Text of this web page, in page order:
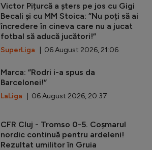
Victor Pițurcă a șters pe jos cu Gigi
Becali și cu MM Stoica: ”Nu poți să ai
încredere în cineva care nu a jucat
fotbal să aducă jucători!”
SuperLiga | 06 August 2026, 21:06
Marca: ”Rodri i-a spus da
Barcelonei!”
LaLiga | 06 August 2026, 20:37
CFR Cluj - Tromso 0-5. Coșmarul
nordic continuă pentru ardeleni!
Rezultat umilitor în Gruia